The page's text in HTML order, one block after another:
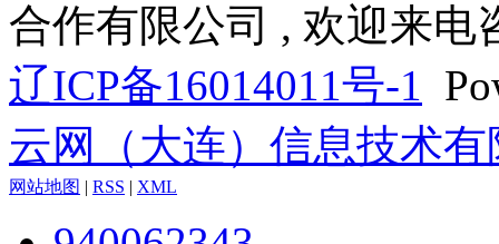
合作有限公司 , 欢迎来电
辽ICP备16014011号-1
云网（大连）信息技术有
网站地图 | RSS | XML